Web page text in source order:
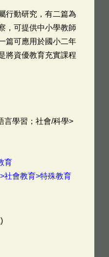
行動研究，有二篇為
，可提供中小學教師
篇可應用於國小二年
將資優教育充實課程
言學習；社會/科學>
育
社會教育>特殊教育